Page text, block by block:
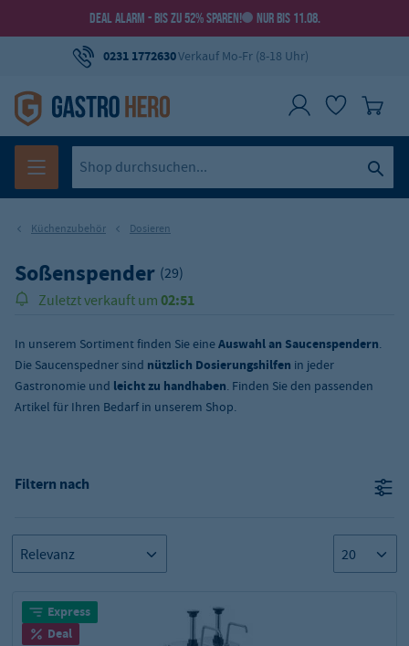
DEAL ALARM - BIS ZU 52% SPAREN! NUR BIS 11.08.
0231 1772630Verkauf Mo-Fr (8-18 Uhr)
Küchenzubehör Dosieren
Soßenspender (29)
Über148.000Produkte verkauft!
Zuletzt verkauft um 02:51
In unserem Sortiment finden Sie eineAuswahl an Saucenspendern.
Die Saucenspedner sind nützlich Dosierungshilfen in jeder
Gastronomie und leicht zu handhaben. Finden Sie den passenden
Artikel für Ihren Bedarf in unserem Shop.
Filtern nach
Express
Deal